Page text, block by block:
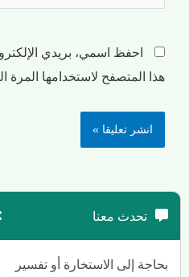
احفظ اسمي، بريدي
هذا المتصفح لاستخدامها المرة
تحدث معنا
بحاجة إلى الاستخارة أو تفسير